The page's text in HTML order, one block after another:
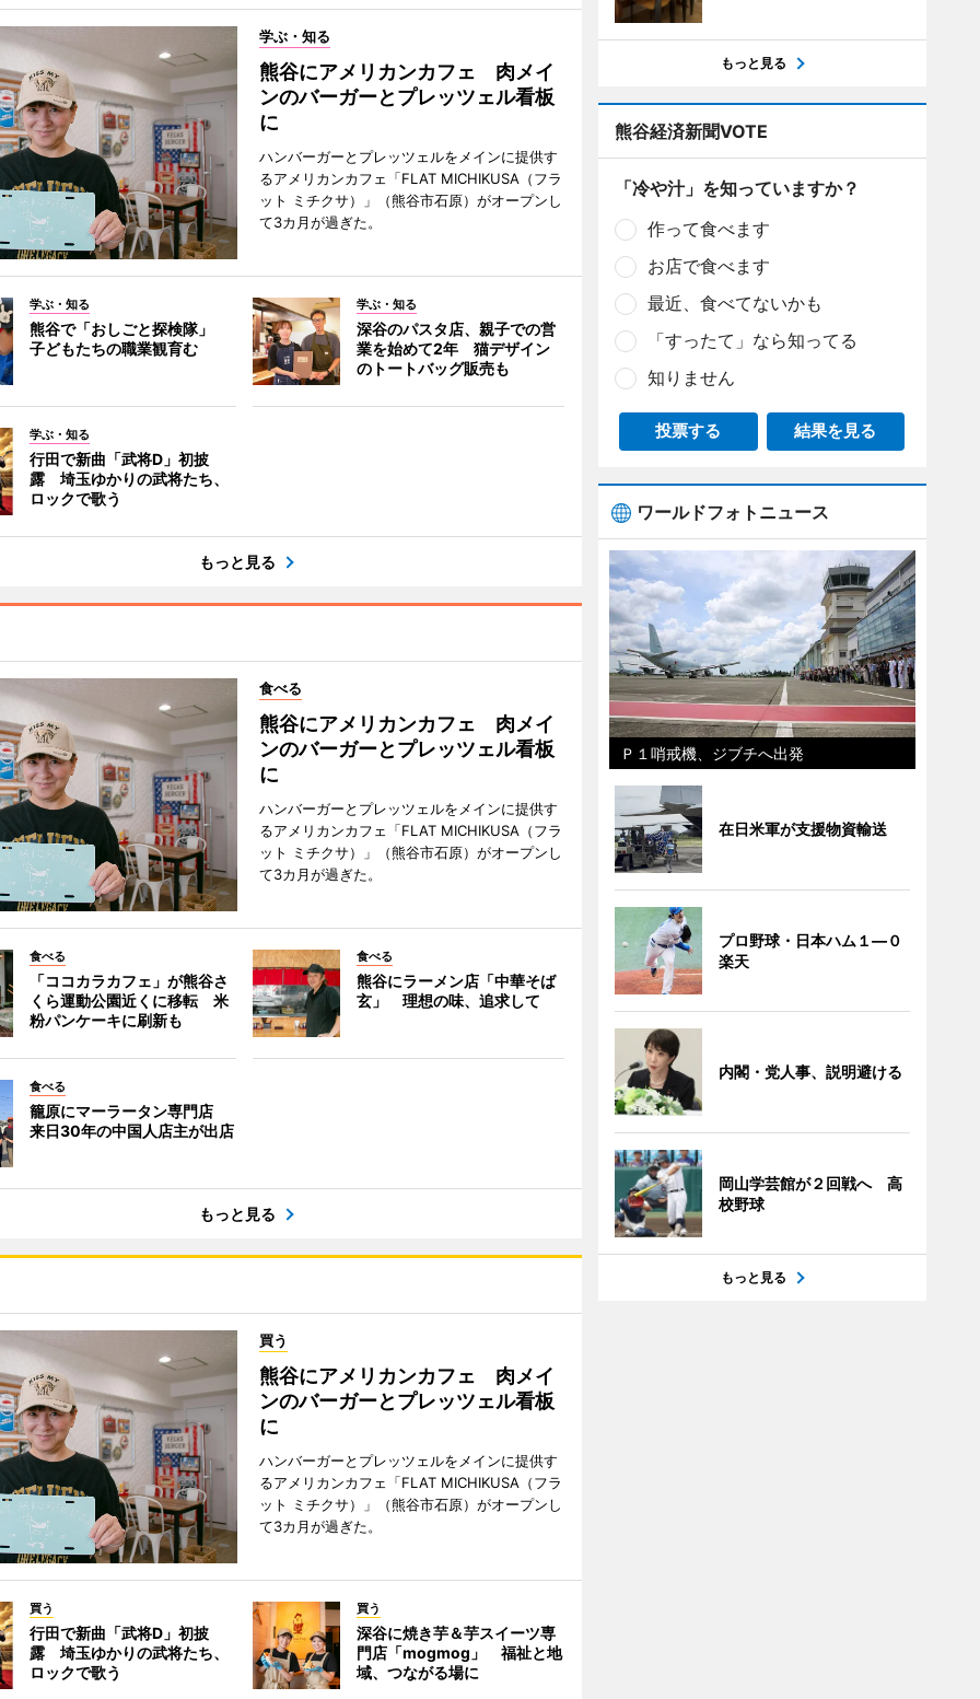
学ぶ・知る
熊谷にアメリカンカフェ 肉メイ
ンのバーガーとプレッツェル看板
に
ハンバーガーとプレッツェルをメインに提供す
るアメリカンカフェ「FLAT MICHIKUSA（フラ
ット ミチクサ）」（熊谷市石原）がオープンし
て3カ月が過ぎた。
学ぶ・知る
熊谷で「おしごと探検隊」
子どもたちの職業観育む
学ぶ・知る
深谷のパスタ店、親子での営
業を始めて2年 猫デザイン
のトートバッグ販売も
学ぶ・知る
行田で新曲「武将D」初披
露 埼玉ゆかりの武将たち、
ロックで歌う
もっと見る
食べる
熊谷にアメリカンカフェ 肉メイ
ンのバーガーとプレッツェル看板
に
ハンバーガーとプレッツェルをメインに提供す
るアメリカンカフェ「FLAT MICHIKUSA（フラ
ット ミチクサ）」（熊谷市石原）がオープンし
て3カ月が過ぎた。
食べる
「ココカラカフェ」が熊谷さ
くら運動公園近くに移転 米
粉パンケーキに刷新も
食べる
熊谷にラーメン店「中華そば
玄」 理想の味、追求して
食べる
籠原にマーラータン専門店
来日30年の中国人店主が出店
もっと見る
買う
熊谷にアメリカンカフェ 肉メイ
ンのバーガーとプレッツェル看板
に
ハンバーガーとプレッツェルをメインに提供す
るアメリカンカフェ「FLAT MICHIKUSA（フラ
ット ミチクサ）」（熊谷市石原）がオープンし
て3カ月が過ぎた。
買う
行田で新曲「武将D」初披
露 埼玉ゆかりの武将たち、
ロックで歌う
買う
深谷に焼き芋＆芋スイーツ専
門店「mogmog」 福祉と地
域、つながる場に
もっと見る
熊谷経済新聞VOTE
「冷や汁」を知っていますか？
作って食べます
お店で食べます
最近、食べてないかも
「すったて」なら知ってる
知りません
投票する 結果を見る
ワールドフォトニュース
Ｐ１哨戒機、ジブチへ出発
在日米軍が支援物資輸送
プロ野球・日本ハム１―０
楽天
内閣・党人事、説明避ける
岡山学芸館が２回戦へ 高
校野球
もっと見る